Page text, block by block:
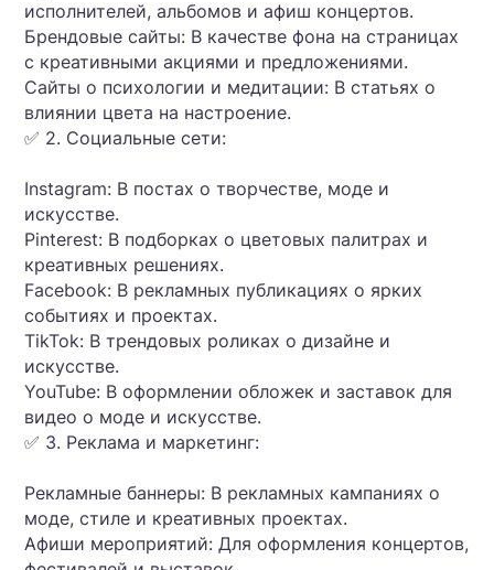
исполнителей, альбомов и афиш концертов.
Брендовые сайты: В качестве фона на страницах
с креативными акциями и предложениями.
Сайты о психологии и медитации: В статьях о
влиянии цвета на настроение.
✅ 2. Социальные сети:
Instagram: В постах о творчестве, моде и
искусстве.
Pinterest: В подборках о цветовых палитрах и
креативных решениях.
Facebook: В рекламных публикациях о ярких
событиях и проектах.
TikTok: В трендовых роликах о дизайне и
искусстве.
YouTube: В оформлении обложек и заставок для
видео о моде и искусстве.
✅ 3. Реклама и маркетинг:
Рекламные баннеры: В рекламных кампаниях о
моде, стиле и креативных проектах.
Афиши мероприятий: Для оформления концертов,